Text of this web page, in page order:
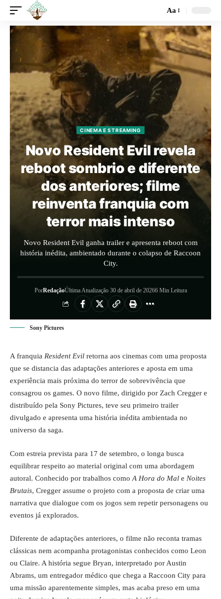
Aa
CINEMA E STREAMING
Novo Resident Evil revela
reboot sombrio e diferente
dos anteriores; filme
reinventa franquia com
terror mais intenso
Novo Resident Evil ganha trailer e apresenta reboot com
história inédita, ambientado durante o colapso de Raccoon
City.
PorRedaçãoÚltima Atualização 30 de abril de 20266 Min Leitura
Sony Pictures
A franquia Resident Evil retorna aos cinemas com uma proposta
que se distancia das adaptações anteriores e aposta em uma
experiência mais próxima do terror de sobrevivência que
consagrou os games. O novo filme, dirigido por Zach Cregger e
distribuído pela Sony Pictures, teve seu primeiro trailer
divulgado e apresenta uma história inédita ambientada no
universo da saga.
Com estreia prevista para 17 de setembro, o longa busca
equilibrar respeito ao material original com uma abordagem
autoral. Conhecido por trabalhos como A Hora do Mal e Noites
Brutais, Cregger assume o projeto com a proposta de criar uma
narrativa que dialogue com os jogos sem repetir personagens ou
eventos já explorados.
Diferente de adaptações anteriores, o filme não reconta tramas
clássicas nem acompanha protagonistas conhecidos como Leon
ou Claire. A história segue Bryan, interpretado por Austin
Abrams, um entregador médico que chega a Raccoon City para
uma missão aparentemente simples, mas acaba preso em uma